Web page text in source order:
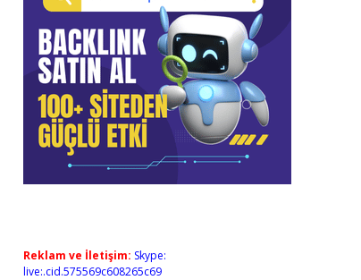
Reklam ve İletişim: Skype:
live:.cid.575569c608265c69